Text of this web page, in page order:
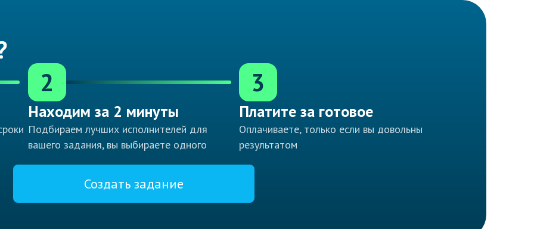
2
Находим за 2 минуты
Подбираем лучших исполнителей для
вашего задания, вы выбираете одного
3
Платите за готовое
Оплачиваете, только если вы довольны
результатом
Создать задание